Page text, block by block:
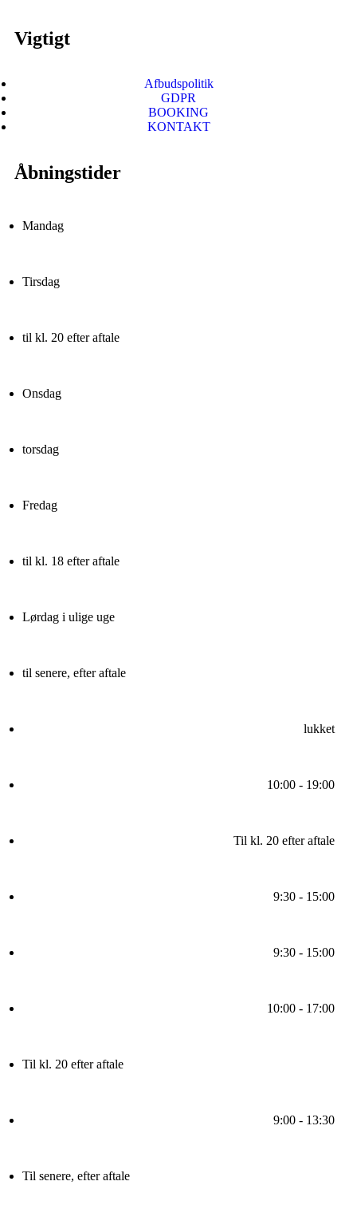
Vigtigt
Afbudspolitik
GDPR
BOOKING
KONTAKT
Åbningstider
Mandag
Tirsdag
til kl. 20 efter aftale
Onsdag
torsdag
Fredag
til kl. 18 efter aftale
Lørdag i ulige uge
til senere, efter aftale
lukket
10:00 - 19:00
Til kl. 20 efter aftale
9:30 - 15:00
9:30 - 15:00
10:00 - 17:00
Til kl. 20 efter aftale
9:00 - 13:30
Til senere, efter aftale